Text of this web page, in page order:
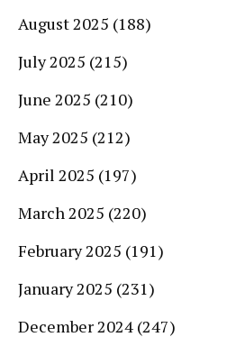
August 2025 (188)
July 2025 (215)
June 2025 (210)
May 2025 (212)
April 2025 (197)
March 2025 (220)
February 2025 (191)
January 2025 (231)
December 2024 (247)